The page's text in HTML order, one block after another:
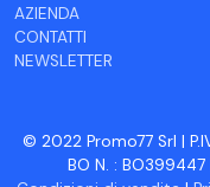
AZIENDA
CONTATTI
NEWSLETTER
© 2022 Promo77 Srl |
BO N. :